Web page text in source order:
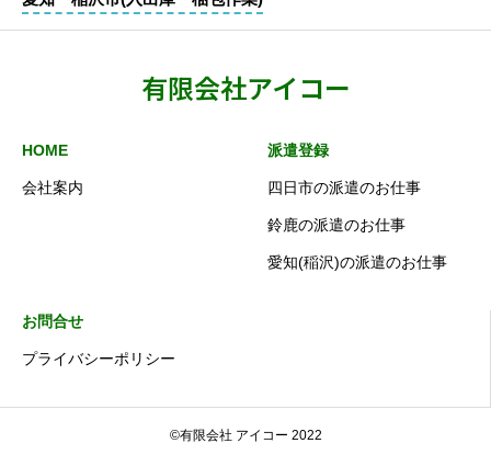
有限会社アイコー
HOME
会社案内
派遣登録
四日市の派遣のお仕事
鈴鹿の派遣のお仕事
愛知(稲沢)の派遣のお仕事
お問合せ
プライバシーポリシー
©有限会社 アイコー 2022